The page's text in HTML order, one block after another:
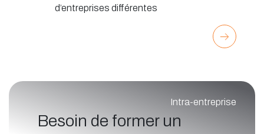
d’entreprises différentes
Intra-entreprise
Besoin de former un